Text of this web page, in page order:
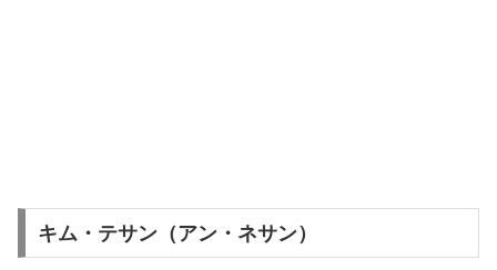
キム・テサン（アン・ネサン）